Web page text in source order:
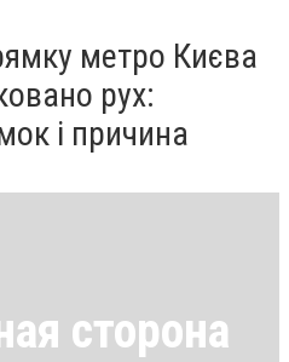
метро Києва
рух:
і причина
сторона